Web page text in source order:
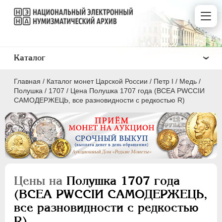
Главная / Каталог монет Царской России / Пeтр I / Медь /
Полушка / 1707 / Цена Полушка 1707 года (ВСЕА РWCСIИ
САМОДЕРЖЕЦЬ, все разновидности с редкостью R)
Цены на Полушка 1707 года
(ВСЕА РWCСIИ САМОДЕРЖЕЦЬ,
все разновидности с редкостью
Каталог
ПEТР I 1699 - 1725
Серебро
Медь
5 копеек